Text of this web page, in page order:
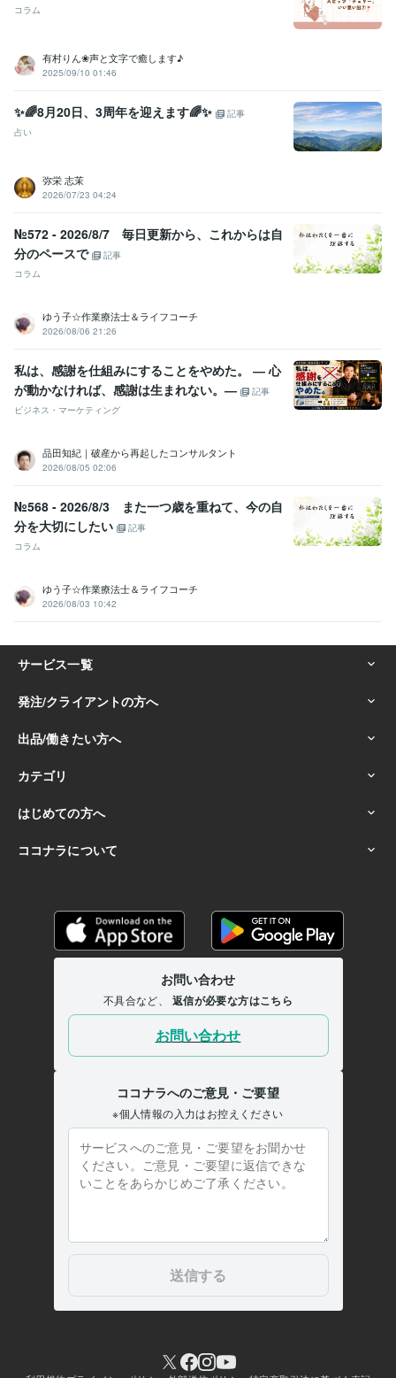
コラム
有村りん❀声と文字で癒します♪
2025/09/10 01:46
✨🌈8月20日、3周年を迎えます🌈✨
記事
占い
弥栄 志茉
2026/07/23 04:24
№572 - 2026/8/7 毎日更新から、これからは自
分のペースで
記事
コラム
ゆう子☆作業療法士＆ライフコーチ
2026/08/06 21:26
私は、感謝を仕組みにすることをやめた。 ― 心
が動かなければ、感謝は生まれない。―
記事
ビジネス・マーケティング
品田知紀｜破産から再起したコンサルタント
2026/08/05 02:06
№568 - 2026/8/3 また一つ歳を重ねて、今の自
分を大切にしたい
記事
コラム
ゆう子☆作業療法士＆ライフコーチ
2026/08/03 10:42